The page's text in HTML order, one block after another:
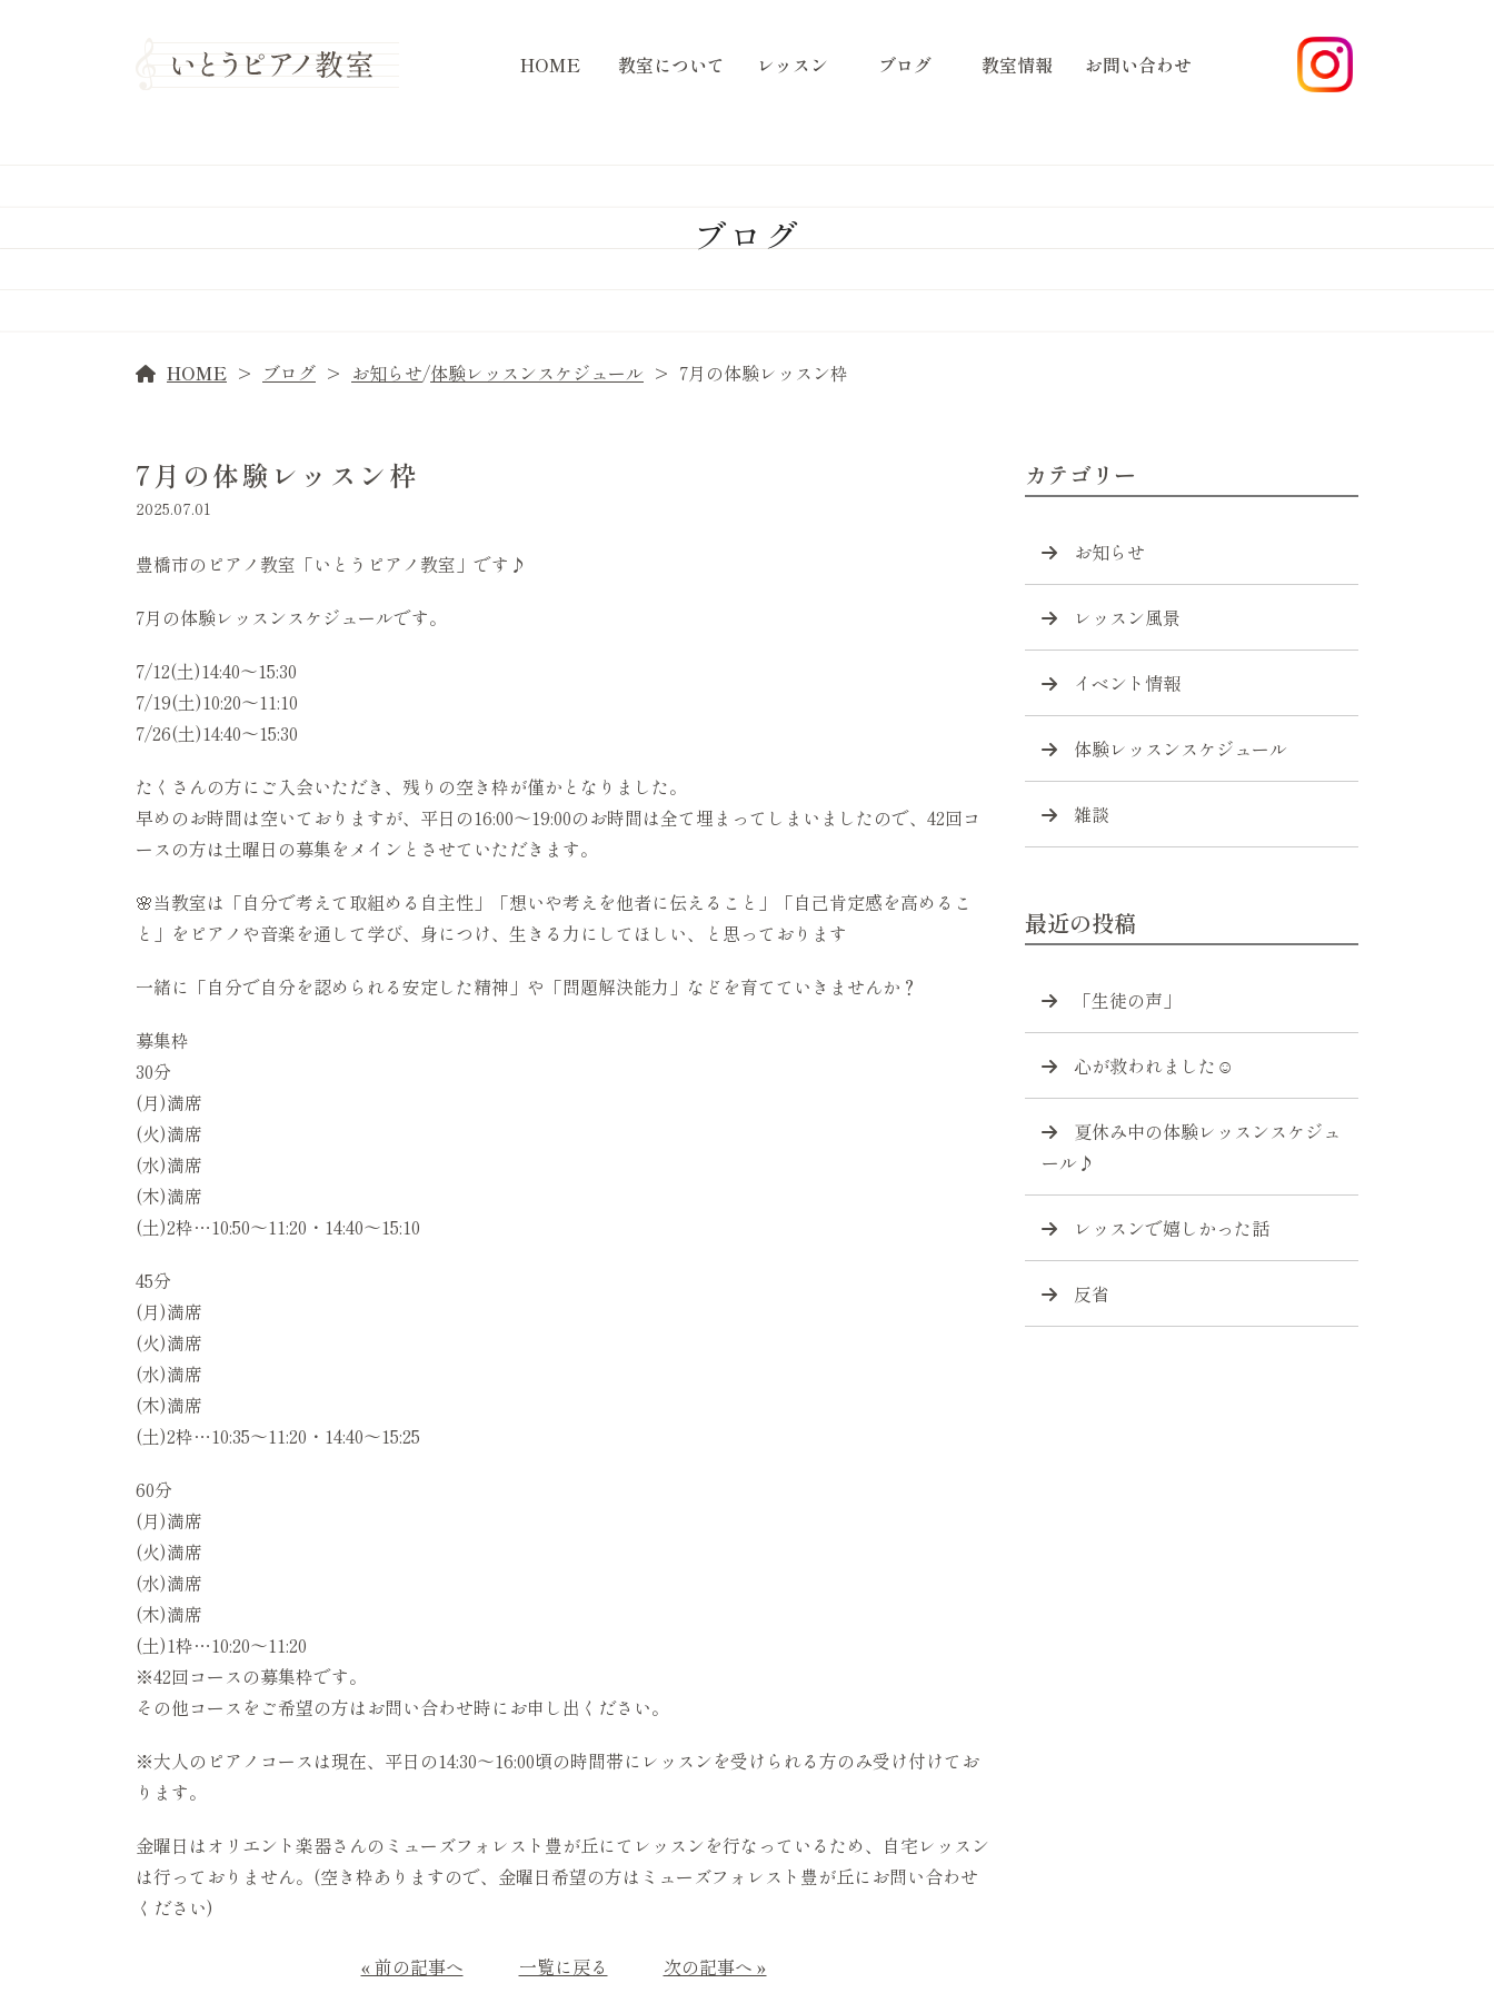
HOME 教室について レッスン ブログ 教室情報 お問い合わせ
ブログ
HOME ブログ お知らせ/体験レッスンスケジュール 7月の体験レッスン枠
7月の体験レッスン枠
2025.07.01
豊橋市のピアノ教室「いとうピアノ教室」です♪
7月の体験レッスンスケジュールです。
7/12(土)14:40〜15:30
7/19(土)10:20〜11:10
7/26(土)14:40〜15:30
たくさんの方にご入会いただき、残りの空き枠が僅かとなりました。
早めのお時間は空いておりますが、平日の16:00〜19:00のお時間は全て埋まってしまいましたので、42回コ
ースの方は土曜日の募集をメインとさせていただきます。
🌸当教室は「自分で考えて取組める自主性」「想いや考えを他者に伝えること」「自己肯定感を高めるこ
と」をピアノや音楽を通して学び、身につけ、生きる力にしてほしい、と思っております
一緒に「自分で自分を認められる安定した精神」や「問題解決能力」などを育てていきませんか？
募集枠
30分
(月)満席
(火)満席
(水)満席
(木)満席
(土)2枠…10:50〜11:20・14:40〜15:10
45分
(月)満席
(火)満席
(水)満席
(木)満席
(土)2枠…10:35〜11:20・14:40〜15:25
60分
(月)満席
(火)満席
(水)満席
(木)満席
(土)1枠…10:20〜11:20
※42回コースの募集枠です。
その他コースをご希望の方はお問い合わせ時にお申し出ください。
※大人のピアノコースは現在、平日の14:30〜16:00頃の時間帯にレッスンを受けられる方のみ受け付けてお
ります。
金曜日はオリエント楽器さんのミューズフォレスト豊が丘にてレッスンを行なっているため、自宅レッスン
は行っておりません。(空き枠ありますので、金曜日希望の方はミューズフォレスト豊が丘にお問い合わせ
ください)
« 前の記事へ 一覧に戻る 次の記事へ »
カテゴリー
お知らせ
レッスン風景
イベント情報
体験レッスンスケジュール
雑談
最近の投稿
「生徒の声」
心が救われました☺️
夏休み中の体験レッスンスケジュ
ール♪
レッスンで嬉しかった話
反省